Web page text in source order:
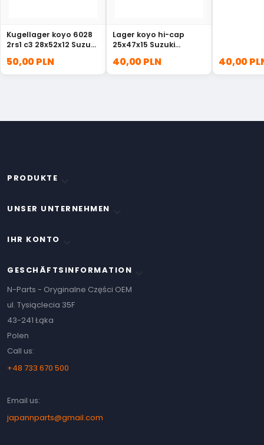
Kugellager koyo 6028
2rs1 c3 28x52x12 Suzuki
50,00 PLN
Lager koyo hi-cap
25x47x15 Suzuki
40,00 PLN 40,00
PRODUKTE
UNSER UNTERNEHMEN
IHR KONTO
GESCHÄFTSINFORMATION
N-Parts - Oryginalne Części OEM
ul. Tysiąclecia 35F
43-241 Łąka
Polen
Call us:
+48 733 670 500
Email us:
japannparts@gmail.com